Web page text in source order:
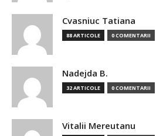
Cvasniuc Tatiana
88 ARTICOLE 0 COMENTARII
Nadejda B.
32 ARTICOLE 0 COMENTARII
Vitalii Mereutanu